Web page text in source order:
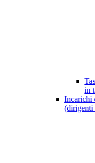
in
Incarichi
(dirigenti